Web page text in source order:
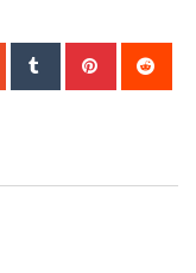
StumbleUpon
Tumblr Pinterest